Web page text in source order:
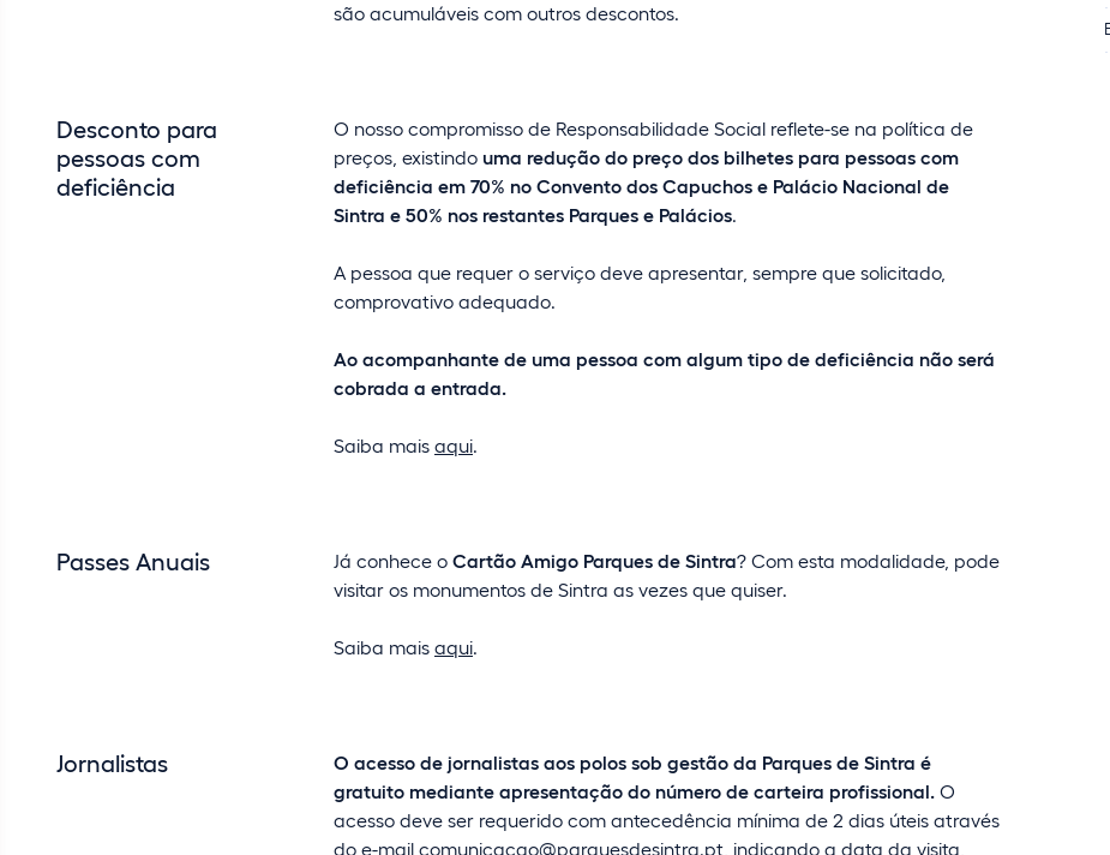
são acumuláveis com outros descontos.
Desconto para
pessoas com
deficiência
O nosso compromisso de Responsabilidade Social reflete-se na política de
preços, existindo uma redução do preço dos bilhetes para pessoas com
deficiência em 70% no Convento dos Capuchos e Palácio Nacional de
Sintra e 50% nos restantes Parques e Palácios.
A pessoa que requer o serviço deve apresentar, sempre que solicitado,
comprovativo adequado.
Ao acompanhante de uma pessoa com algum tipo de deficiência não será
cobrada a entrada.
Saiba mais aqui.
Passes Anuais Já conhece o Cartão Amigo Parques de Sintra? Com esta modalidade, pode
visitar os monumentos de Sintra as vezes que quiser.
Saiba mais aqui.
Jornalistas
O acesso de jornalistas aos polos sob gestão da Parques de Sintra é
gratuito mediante apresentação do número de carteira profissional. O
acesso deve ser requerido com antecedência mínima de 2 dias úteis através
do e-mail comunicacao@parquesdesintra.pt , indicando a data da visita,